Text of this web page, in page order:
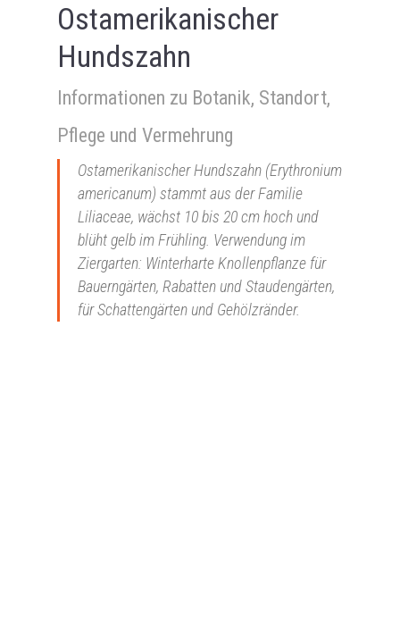
Ostamerikanischer
Hundszahn
Informationen zu Botanik, Standort,
Pflege und Vermehrung
Ostamerikanischer Hundszahn (Erythronium
americanum) stammt aus der Familie
Liliaceae, wächst 10 bis 20 cm hoch und
blüht gelb im Frühling. Verwendung im
Ziergarten: Winterharte Knollenpflanze für
Bauerngärten, Rabatten und Staudengärten,
für Schattengärten und Gehölzränder.